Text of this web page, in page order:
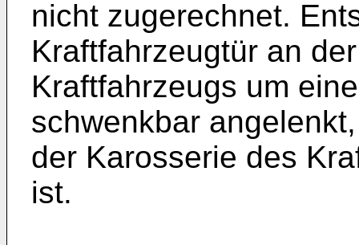
nicht zugerechnet.
Kraftfahrzeugtür an
Kraftfahrzeugs um
schwenkbar
der Karosserie des
ist.